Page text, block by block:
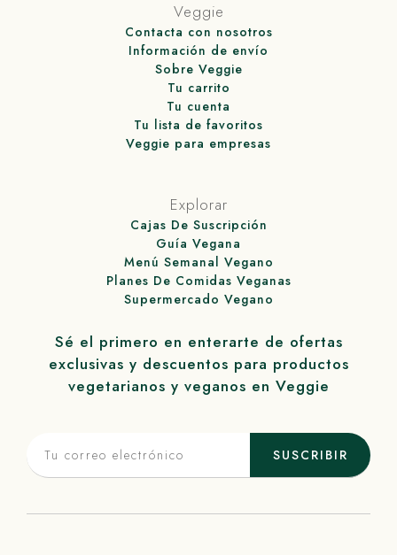
Veggie
Contacta con nosotros
Información de envío
Sobre Veggie
Tu carrito
Tu cuenta
Tu lista de favoritos
Veggie para empresas
Explorar
Cajas De Suscripción
Guía Vegana
Menú Semanal Vegano
Planes De Comidas Veganas
Supermercado Vegano
Sé el primero en enterarte de ofertas
exclusivas y descuentos para productos
vegetarianos y veganos en Veggie
SUSCRIBIR